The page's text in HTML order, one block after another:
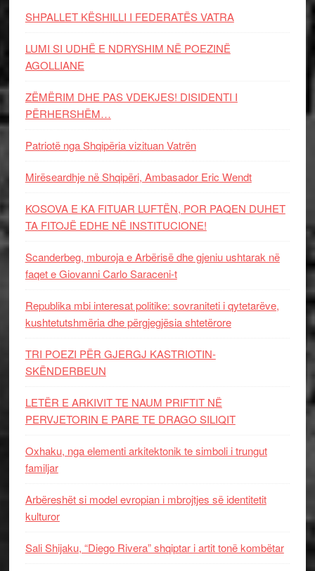
SHPALLET KËSHILLI I FEDERATËS VATRA
LUMI SI UDHË E NDRYSHIM NË POEZINË
AGOLLIANE
ZËMËRIM DHE PAS VDEKJES! DISIDENTI I
PËRHERSHËM…
Patriotë nga Shqipëria vizituan Vatrën
Mirëseardhje në Shqipëri, Ambasador Eric Wendt
KOSOVA E KA FITUAR LUFTËN, POR PAQEN DUHET
TA FITOJË EDHE NË INSTITUCIONE!
Scanderbeg, mburoja e Arbërisë dhe gjeniu ushtarak në
faqet e Giovanni Carlo Saraceni-t
Republika mbi interesat politike: sovraniteti i qytetarëve,
kushtetutshmëria dhe përgjegjësia shtetërore
TRI POEZI PËR GJERGJ KASTRIOTIN-
SKËNDERBEUN
LETËR E ARKIVIT TE NAUM PRIFTIT NË
PERVJETORIN E PARE TE DRAGO SILIQIT
Oxhaku, nga elementi arkitektonik te simboli i trungut
familjar
Arbëreshët si model evropian i mbrojtjes së identitetit
kulturor
Sali Shijaku, “Diego Rivera” shqiptar i artit tonë kombëtar